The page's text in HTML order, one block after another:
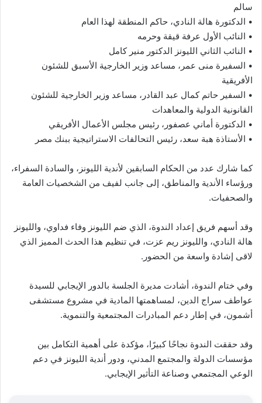
سالم
• الدكتورة هالة النادي، حاكم المنطقة لهذا العام
• النائب الأول عرفة قيقة وحرمه
• النائب الثاني الليونز الدكتور منير كامل
• السفيرة منى عمر، مساعد وزير الخارجية الأسبق للشئون
الأفريقية
• السفير حاتم كمال عبد القادر، مساعد وزير الخارجية للشئون
القانونية الدولية والمعاهدات
• الدكتورة أماني عصفور، رئيس مجلس الأعمال الأفريقي
• الأستاذة هبة سعد، رئيس التحالفات الاستراتيجية ببنك مصر
كما شارك عدد من الحكام السابقين لأندية الليونز، والسادة السفراء،
ورؤساء الأندية والمناطق، إلى جانب لفيف من الشخصيات العامة
والصحفيات.
وقد أسهم فريق إعداد الندوة، الذي ضم الليونز وفاء فداوي، والليونز
هالة النادي، والليونز ريم عزت، في تنظيم هذا الحدث المميز الذي
لاقى إشادة واسعة من الحضور.
وفي ختام الندوة، أشادت مديرة الجلسة بالدور الإيجابي للسيدة
عواطف سراج الدين، لمساهمتها المادية في مشروع مستشفى
أشمون، في إطار دعم المبادرات المجتمعية والتنموية.
وقد حققت الندوة نجاحًا كبيرًا، مؤكدة على أهمية التكامل بين
مؤسسات الدولة والمجتمع المدني، ودور أندية الليونز في دعم
الوعي المجتمعي وصناعة التأثير الإيجابي.